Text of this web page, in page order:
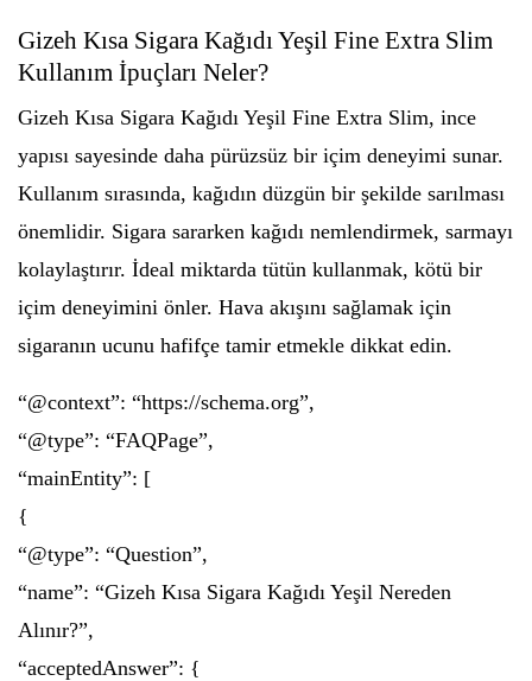
Gizeh Kısa Sigara Kağıdı Yeşil Fine Extra Slim
Kullanım İpuçları Neler?
Gizeh Kısa Sigara Kağıdı Yeşil Fine Extra Slim, ince
yapısı sayesinde daha pürüzsüz bir içim deneyimi sunar.
Kullanım sırasında, kağıdın düzgün bir şekilde sarılması
önemlidir. Sigara sararken kağıdı nemlendirmek, sarmayı
kolaylaştırır. İdeal miktarda tütün kullanmak, kötü bir
içim deneyimini önler. Hava akışını sağlamak için
sigaranın ucunu hafifçe tamir etmekle dikkat edin.
“@context”: “https://schema.org”,
“@type”: “FAQPage”,
“mainEntity”: [
{
“@type”: “Question”,
“name”: “Gizeh Kısa Sigara Kağıdı Yeşil Nereden
Alınır?”,
“acceptedAnswer”: {